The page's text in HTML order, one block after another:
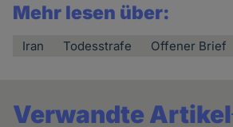
Mehr lesen über:
Iran Todesstrafe Offener Brief
Verwandte Artikel